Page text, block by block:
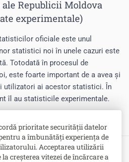
prioritate securității datelor
a îmbunătăți experiența de
Acceptarea utilizării
creșterea vitezei de încărcare a
Republicii Moldova
experimentale)
oficiale este unul
statistici noi în unele cazuri este
Totodată în procesul de
este foarte important de a avea și
utilizatori ai acestor statistici. În
îl au statisticile experimentale.
Vieru nr. 1,